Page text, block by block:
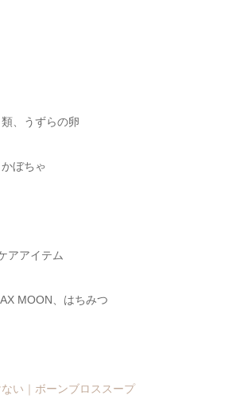
、うずらの卵
ぼちゃ
アアイテム
MOON、はちみつ
い｜ボーンブロススープ